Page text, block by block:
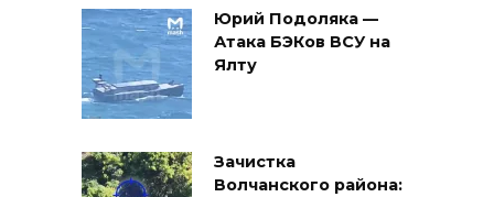
Юрий Подоляка —
Атака БЭКов ВСУ на
Ялту
Зачистка
Волчанского района: